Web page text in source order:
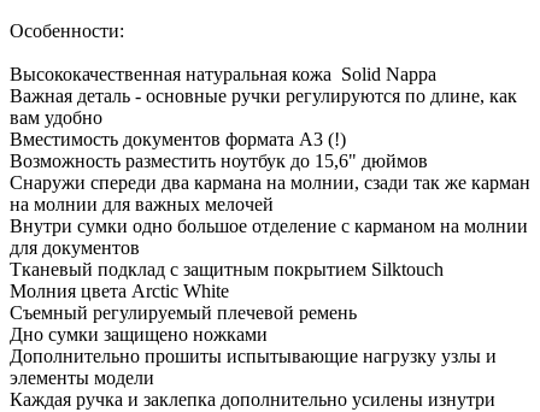
Особенности:
Высококачественная натуральная кожа Solid Nappa
Важная деталь - основные ручки регулируются по длине, как
вам удобно
Вместимость документов формата А3 (!)
Возможность разместить ноутбук до 15,6" дюймов
Снаружи спереди два кармана на молнии, сзади так же карман
на молнии для важных мелочей
Внутри сумки одно большое отделение с карманом на молнии
для документов
Тканевый подклад с защитным покрытием Silktouch
Молния цвета Arctic White
Съемный регулируемый плечевой ремень
Дно сумки защищено ножками
Дополнительно прошиты испытывающие нагрузку узлы и
элементы модели
Каждая ручка и заклепка дополнительно усилены изнутри